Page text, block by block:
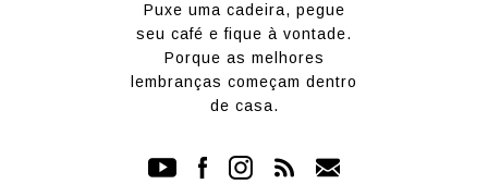
Puxe uma cadeira, pegue
seu café e fique à vontade.
Porque as melhores
lembranças começam dentro
de casa.